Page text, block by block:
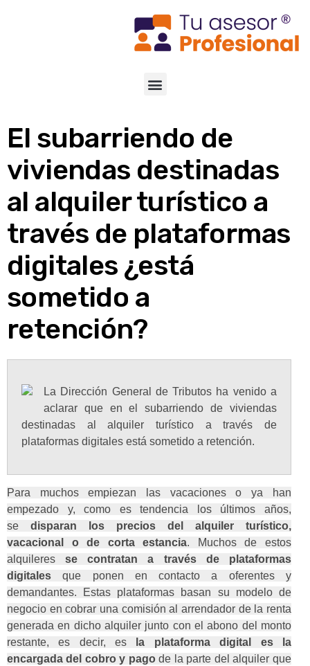
El subarriendo de
viviendas destinadas
al alquiler turístico a
través de plataformas
digitales ¿está
sometido a
retención?
La Dirección General de Tributos ha venido a
aclarar que en el subarriendo de viviendas
destinadas al alquiler turístico a través de
plataformas digitales está sometido a retención.
Para muchos empiezan las vacaciones o ya han
empezado y, como es tendencia los últimos años,
se disparan los precios del alquiler turístico,
vacacional o de corta estancia. Muchos de estos
alquileresse contratan a través de plataformas
digitales que ponen en contacto a oferentes y
demandantes. Estas plataformas basan su modelo de
negocio en cobrar una comisión al arrendador de la renta
generada en dicho alquiler junto con el abono del monto
restante, es decir, es
la plataforma digital es la
encargada del cobro y pagode la parte del alquiler que